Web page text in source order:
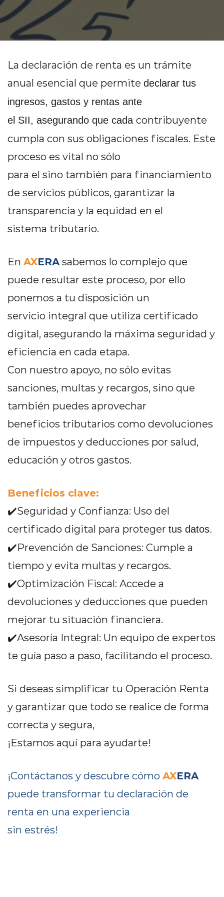
Contacto
La declaración de renta es un trámite
anual esencial que permite declarar tus
ingresos, gastos y rentas ante
el SII, asegurando que cada contribuyente
cumpla con sus obligaciones fiscales. Este
proceso es vital no sólo
para el sino también para financiamiento
de servicios públicos, garantizar la
transparencia y la equidad en el
sistema tributario.
En AXERAsabemos lo complejo que
puede resultar este proceso, por ello
ponemos a tu disposición un
servicio integral que utiliza certificado
digital, asegurando la máxima seguridad y
eficiencia en cada etapa.
Con nuestro apoyo, no sólo evitas
sanciones, multas y recargos, sino que
también puedes aprovechar
beneficios tributarios como devoluciones
de impuestos y deducciones por salud,
educación y otros gastos.
Beneficios clave:
✔️Seguridad y Confianza: Uso del
certificado digital para proteger tus datos.
✔️Prevención de Sanciones: Cumple a
tiempo y evita multas y recargos.
✔️Optimización Fiscal: Accede a
devoluciones y deducciones que pueden
mejorar tu situación financiera.
✔️Asesoría Integral: Un equipo de expertos
te guía paso a paso, facilitando el proceso.
Si deseas simplificar tu Operación Renta
y garantizar que todo se realice de forma
correcta y segura,
¡Estamos aquí para ayudarte!
¡Contáctanos y descubre cómoAXERA
puede transformar tu declaración de
renta en una experiencia
sin estrés!